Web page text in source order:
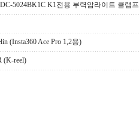
5024BK1C K1전용 부력암라이트 클램프
(Insta360 Ace Pro 1,2용)
(K-reel)